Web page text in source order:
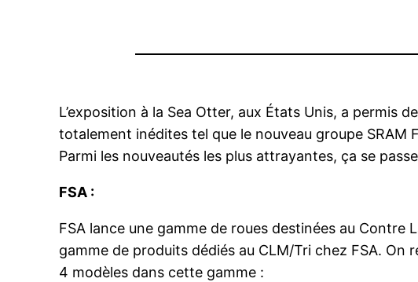
L’exposition à la Sea Otter, aux États Unis, a permis
totalement inédites tel que le nouveau groupe
Parmi les nouveautés les plus attrayantes, ça se
FSA :
FSA lance une gamme de roues destinées au
gamme de produits dédiés au CLM/Tri chez FSA. On
4 modèles dans cette gamme :